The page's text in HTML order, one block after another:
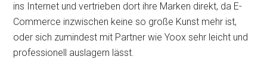
ins Internet und vertrieben dort ihre Marken direkt, da E-
Commerce inzwischen keine so große Kunst mehr ist,
oder sich zumindest mit Partner wie Yoox sehr leicht und
professionell auslagern lässt.